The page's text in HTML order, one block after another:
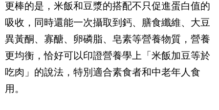
更棒的是，米飯和豆漿的搭配不只促進蛋白值的
吸收，同時還能一次攝取到鈣、膳食纖維、大豆
異黃酮、寡醣、卵磷脂、皂素等營養物質，營養
更均衡，恰好可以印證營養學上「米飯加豆等於
吃肉」的說法，特別適合素食者和中老年人食
用。